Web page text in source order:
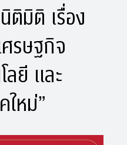
ติมิติ เรื่อง
รษฐกิจ
ลยี และ
หม่”